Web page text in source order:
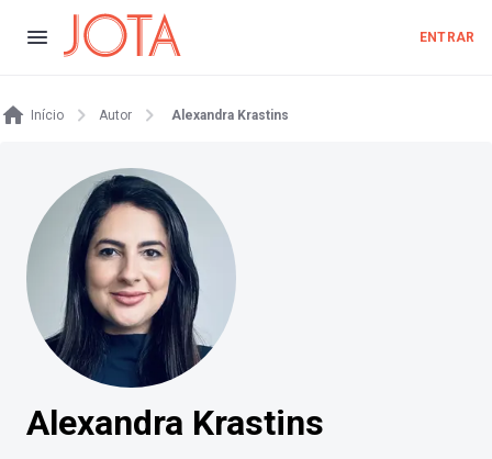
ENTRAR
Início Autor Alexandra Krastins
Alexandra Krastins